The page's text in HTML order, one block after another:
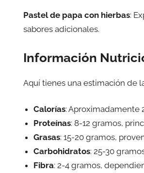
Pastel de papa con hierbas:
sabores adicionales.
Información
Aquí tienes una estimación de
Calorías: Aproximadamente
Proteínas: 8-12 gramos,
Grasas: 15-20 gramos,
Carbohidratos: 25-30
Fibra: 2-4 gramos,